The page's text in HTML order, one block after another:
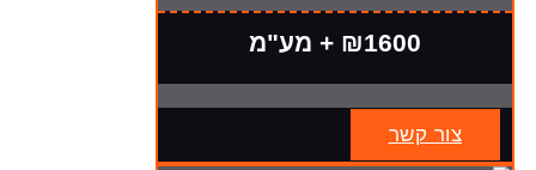
₪1600 + מע"מ
צור קשר